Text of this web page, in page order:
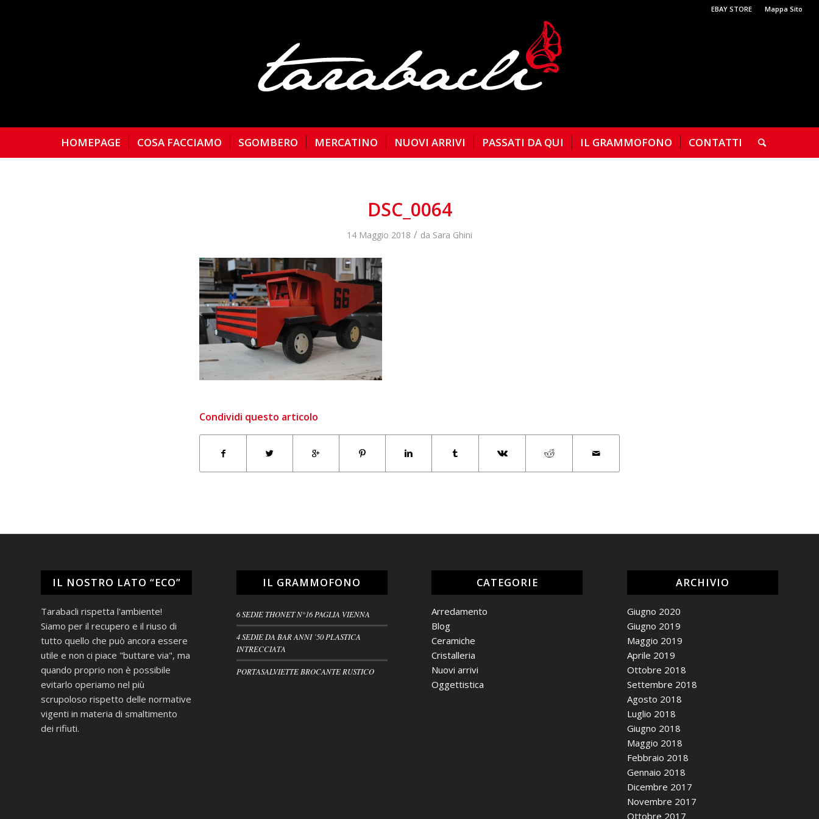
EBAY STORE Mappa Sito
HOMEPAGE COSA FACCIAMO SGOMBERO MERCATINO NUOVI ARRIVI PASSATI DA QUI IL GRAMMOFONO CONTATTI
DSC_0064
14 Maggio 2018 / da Sara Ghini
Condividi questo articolo
IL NOSTRO LATO “ECO”
Tarabacli rispetta l'ambiente!
Siamo per il recupero e il riuso di
tutto quello che può ancora essere
utile e non ci piace "buttare via", ma
quando proprio non è possibile
evitarlo operiamo nel più
scrupoloso rispetto delle normative
vigenti in materia di smaltimento
dei rifiuti.
IL GRAMMOFONO
6 SEDIE THONET N°16 PAGLIA VIENNA
4 SEDIE DA BAR ANNI ’50 PLASTICA
INTRECCIATA
PORTASALVIETTE BROCANTE RUSTICO
CATEGORIE
Arredamento
Blog
Ceramiche
Cristalleria
Nuovi arrivi
Oggettistica
ARCHIVIO
Giugno 2020
Giugno 2019
Maggio 2019
Aprile 2019
Ottobre 2018
Settembre 2018
Agosto 2018
Luglio 2018
Giugno 2018
Maggio 2018
Febbraio 2018
Gennaio 2018
Dicembre 2017
Novembre 2017
Ottobre 2017